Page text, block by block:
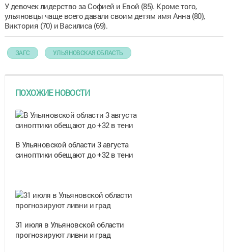
У девочек лидерство за Софией и Евой (85). Кроме того,
ульяновцы чаще всего давали своим детям имя Анна (80),
Виктория (70) и Василиса (69).
ЗАГС УЛЬЯНОВСКАЯ ОБЛАСТЬ
ПОХОЖИЕ НОВОСТИ
В Ульяновской области 3 августа
синоптики обещают до +32 в тени
31 июля в Ульяновской области
прогнозируют ливни и град